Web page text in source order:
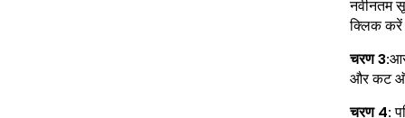
नवीनतम
क्लिक
चरण 3:
और कट
चरण 4: